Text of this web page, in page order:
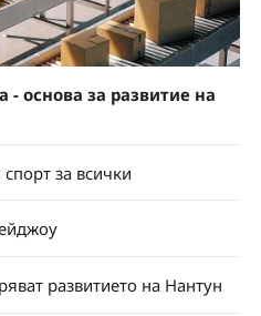
- основа за развитие на
за всички
развитието на Нантун